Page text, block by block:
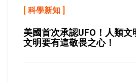
[ 科學新知 ]
美國首次承認UFO！人類
文明要有這敬畏之心！